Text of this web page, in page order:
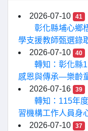
2026-07-10 41
彰化縣埔心鄉
學支援教師甄選錄
2026-07-10
40
轉知：彰化縣
感恩與傳承—樂齡
2026-07-16
39
轉知：115年
習機構工作人員身
2026-07-10
37